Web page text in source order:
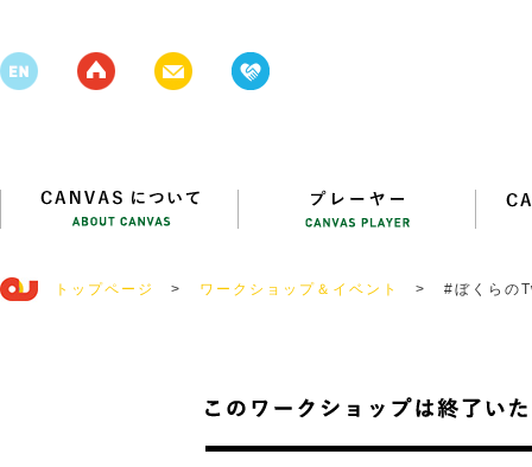
トップページ > ワークショップ＆イベント > #ぼくらの